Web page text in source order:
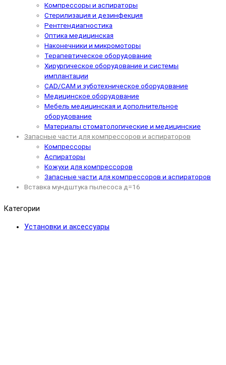
Компрессоры и аспираторы
Стерилизация и дезинфекция
Рентгендиагностика
Оптика медицинская
Наконечники и микромоторы
Терапевтическое оборудование
Хирургическое оборудование и системы
имплантации
CAD/CAM и зуботехническое оборудование
Медицинское оборудование
Мебель медицинская и дополнительное
оборудование
Материалы стоматологические и медицинские
Запасные части для компрессоров и аспираторов
Компрессоры
Аспираторы
Кожухи для компрессоров
Запасные части для компрессоров и аспираторов
Вставка мундштука пылесоса д=16
Категории
Установки и аксессуары